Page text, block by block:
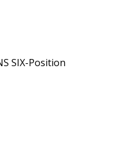
SIX-Position